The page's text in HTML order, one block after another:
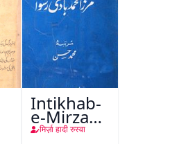
Intikhab-
e-Mirza
Hadi
मिर्ज़ा हादी रुस्वा